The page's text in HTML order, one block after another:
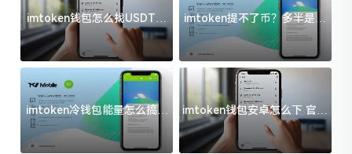
imtoken钱包怎么找USDT地
址？三步搞定不踩坑
imtoken提不了币？多半是这
几件事没处理好
imtoken冷钱包能量怎么搞？
过来人告诉你门道
imtoken钱包安卓怎么下 官方
渠道避坑指南